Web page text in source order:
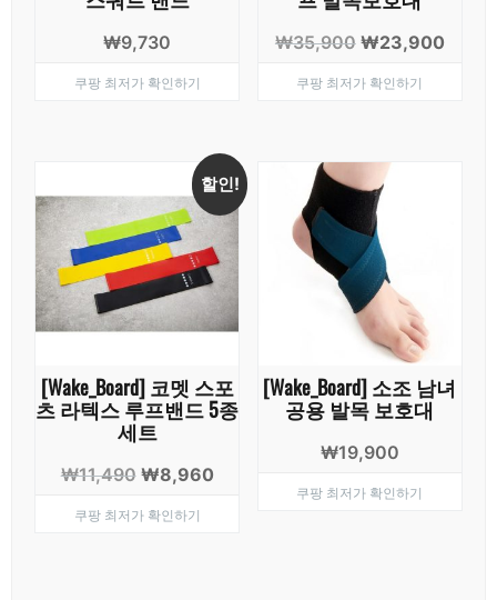
₩9,730
쿠팡 최저가 확인하기
₩35,900 원
가
₩23,900현
쿠팡 최저가 확인하기
할인!
[Wake_Board] 코멧 스포
츠 라텍스 루프밴드 5종
세트
₩11,490 원
가
₩8,960현
쿠팡 최저가 확인하기
[Wake_Board] 소조 남녀
공용 발목 보호대
₩19,900
쿠팡 최저가 확인하기